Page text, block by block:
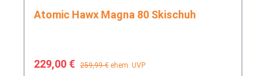
Atomic Hawx Magna 80 Skischuh
Verkaufspreis:
229,00 € Regulärer Preis:
259,99 € ehem. UVP